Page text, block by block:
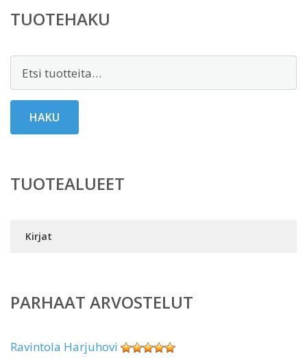
TUOTEHAKU
HAKU
TUOTEALUEET
Kirjat
PARHAAT ARVOSTELUT
Ravintola Harjuhovi